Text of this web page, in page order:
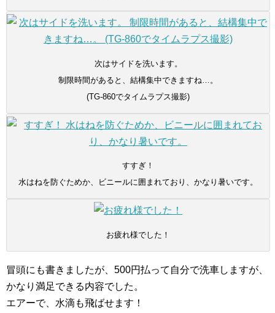
次はサイドを洗います。
制限時間があると、結構集中できますね…。
(TG-860でタイムラプス撮影)
すすぎ！
水はねを防ぐためか、ビニールに囲まれており、かなり暑いです。
お疲れ様でした！
冒頭にも書きましたが、500円払って自分で洗車しますが、
かなり満足できる内容でした。
エアーで、水滴も飛ばせます！